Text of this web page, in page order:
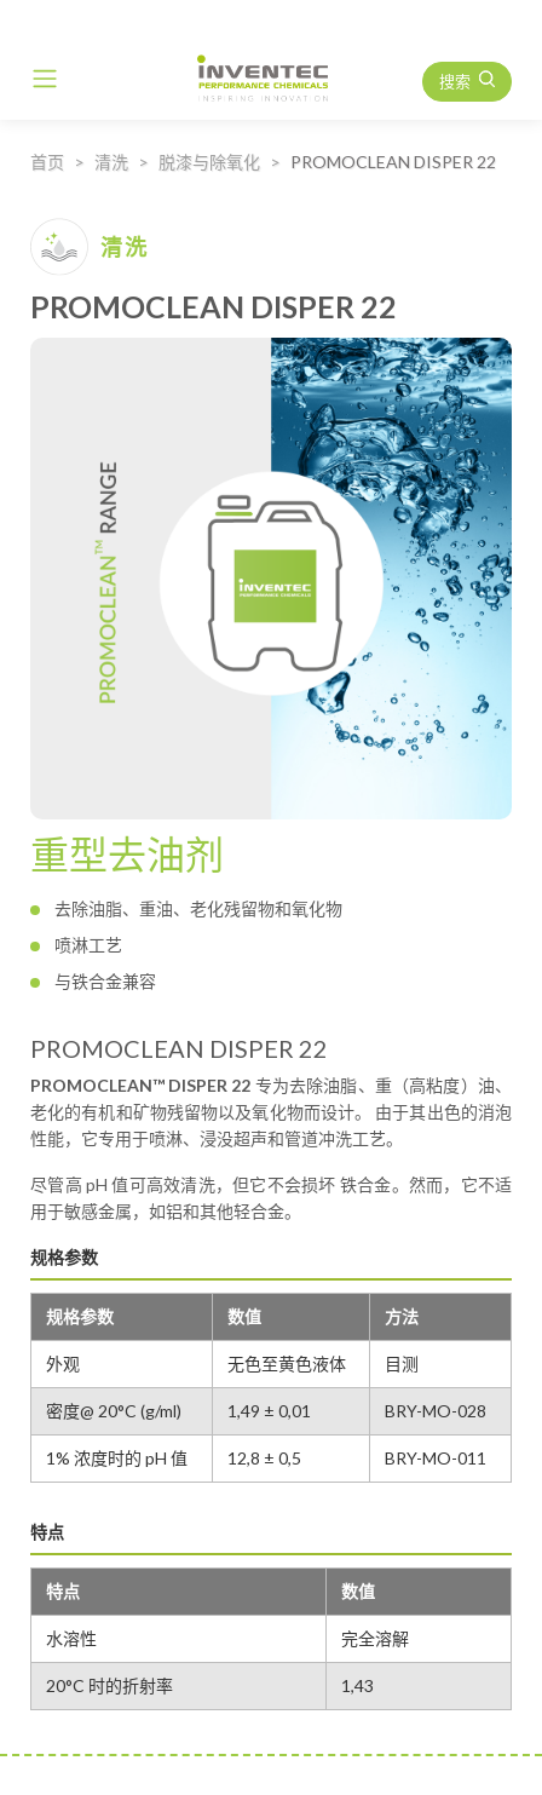
Main Navigation 搜索
首页 清洗 脱漆与除氧化 PROMOCLEAN DISPER 22
清洗
PROMOCLEAN DISPER 22
重型去油剂
去除油脂、重油、老化残留物和氧化物
喷淋工艺
与铁合金兼容
PROMOCLEAN DISPER 22
PROMOCLEAN™ DISPER 22 专为去除油脂、重（高粘度）油、
老化的有机和矿物残留物以及氧化物而设计。 由于其出色的消泡
性能，它专用于喷淋、浸没超声和管道冲洗工艺。
尽管高 pH 值可高效清洗，但它不会损坏 铁合金。然而，它不适
用于敏感金属，如铝和其他轻合金。
规格参数
规格参数 数值 方法
外观 无色至黄色液体 目测
密度@ 20°C (g/ml) 1,49 ± 0,01 BRY-MO-028
1% 浓度时的 pH 值 12,8 ± 0,5 BRY-MO-011
特点
特点 数值
水溶性 完全溶解
20°C 时的折射率 1,43